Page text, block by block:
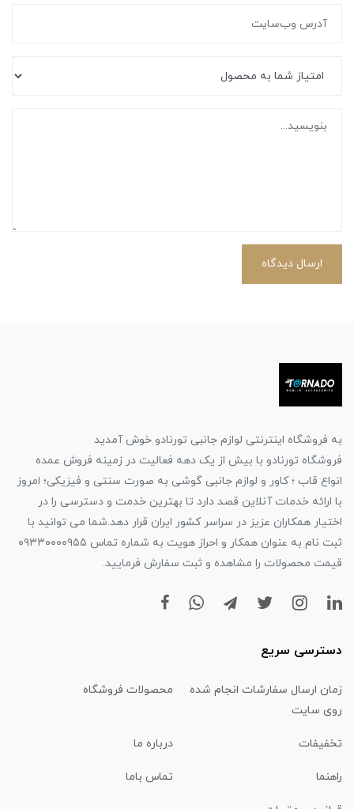
ارسال دیدگاه
به فروشگاه اینترنتی لوازم جانبی تورنادو خوش آمدید
فروشگاه تورنادو با بیش از یک دهه فعالیت در زمینه فروش عمده
انواع قاب ؛ کاور و لوازم جانبی گوشی به صورت سنتی و فیزیکی؛ امروز
با ارائه خدمات آنلاین قصد دارد تا بهترین خدمت و دسترسی را در
اختیار همکاران عزیز در سراسر کشور ایران قرار دهد.شما می توانید با
ثبت نام به عنوان همکار و احراز هویت به شماره تماس ۰۹۳۳۰۰۰۰۹۵۵
قیمت محصولات را مشاهده و ثبت سفارش فرمایید.
دسترسی سریع
زمان ارسال سفارشات انجام شده
روی سایت
محصولات فروشگاه
تخفیفات درباره ما
راهنما تماس باما